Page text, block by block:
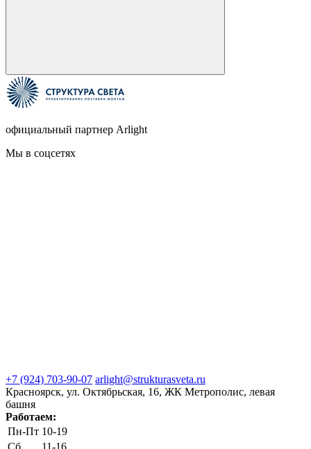
официальный партнер Arlight
Мы в соцсетях
+7 (924) 703-90-07 arlight@strukturasveta.ru
Красноярск, ул. Октябрьская, 16, ЖК Метрополис, левая
башня
Работаем:
Пн-Пт 10-19